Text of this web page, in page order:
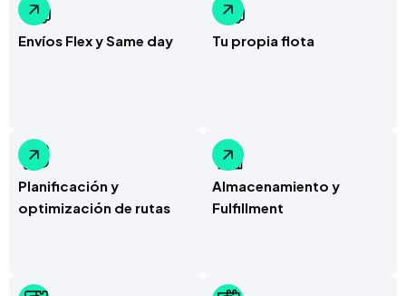
Envíos Flex y Same day Tu propia flota
Planificación y
optimización de rutas
Almacenamiento y
Fulfillment